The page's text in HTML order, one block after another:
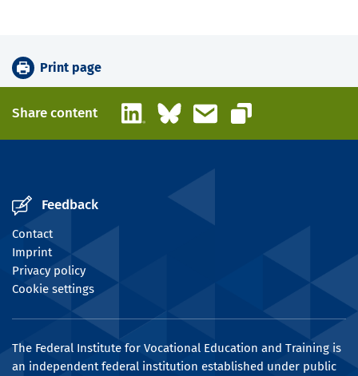
Print page
Share content LinkedInBlueskyEmail
Copy link
Feedback
Contact
Imprint
Privacy policy
Cookie settings
The Federal Institute for Vocational Education and Training is
an independent federal institution established under public